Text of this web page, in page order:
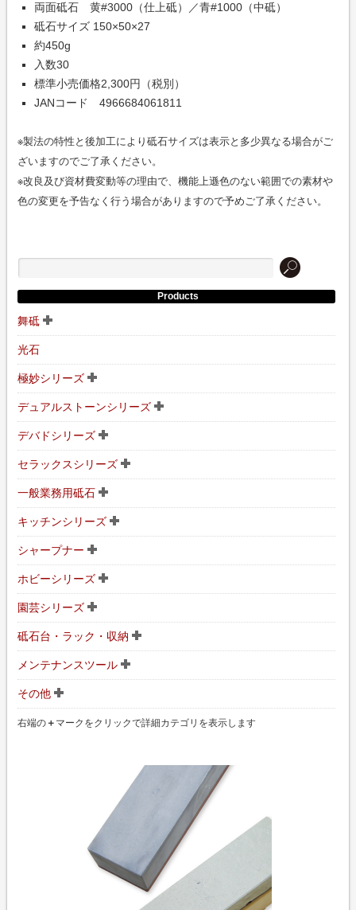
両面砥石 黄#3000（仕上砥）／青#1000（中砥）
砥石サイズ 150×50×27
約450g
入数30
標準小売価格2,300円（税別）
JANコード 4966684061811
※製法の特性と後加工により砥石サイズは表示と多少異なる場合がご
ざいますのでご了承ください。
※改良及び資材費変動等の理由で、機能上遜色のない範囲での素材や
色の変更を予告なく行う場合がありますので予めご了承ください。
Products
舞砥
光石
極妙シリーズ
デュアルストーンシリーズ
デバドシリーズ
セラックスシリーズ
一般業務用砥石
キッチンシリーズ
シャープナー
ホビーシリーズ
園芸シリーズ
砥石台・ラック・収納
メンテナンスツール
その他
右端の ＋ マークをクリックで詳細カテゴリを表示します